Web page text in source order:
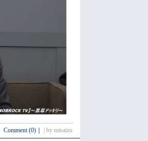
Comment (0) ｜ | by misaizu